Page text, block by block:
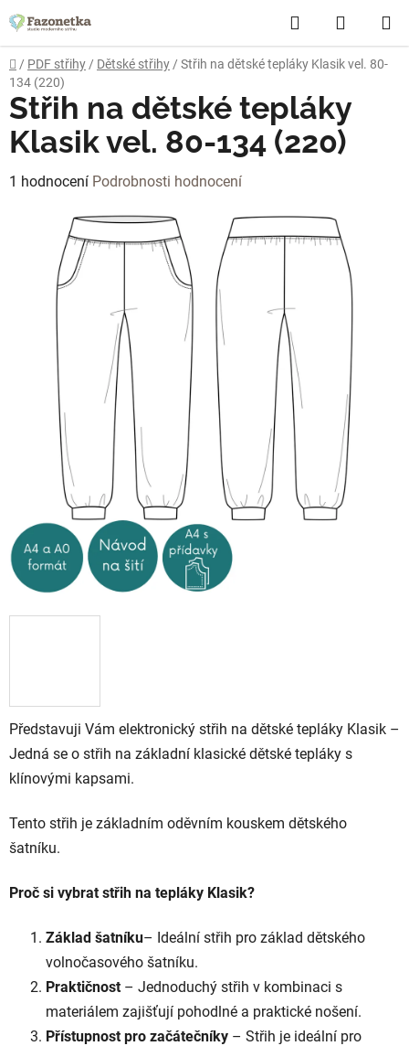
na
obsah
Hledat
KOŠÍK
Domů
/ PDF střihy / Dětské střihy / Střih na dětské tepláky Klasik vel. 80-
134 (220)
Představuji Vám elektronický střih na dětské tepláky Klasik –
Jedná se o střih na základní klasické dětské tepláky s
klínovými kapsami.
Tento střih je základním oděvním kouskem dětského
šatníku.
Proč si vybrat střih na tepláky Klasik?
Základ šatníku– Ideální střih pro základ dětského
volnočasového šatníku.
Praktičnost – Jednoduchý střih v kombinaci s
materiálem zajišťují pohodlné a praktické nošení.
Přístupnost pro začátečníky – Střih je ideální pro
Střih na dětské tepláky
Klasik vel. 80-134 (220)
Průměrné
hvězdiček.
1 hodnocení Podrobnosti hodnocení